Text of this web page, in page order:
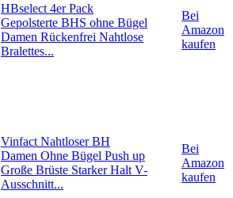
HBselect 4er Pack
Gepolsterte BHS ohne Bügel
Damen Rückenfrei Nahtlose
Bralettes...
Bei
Amazon
kaufen
Vinfact Nahtloser BH
Damen Ohne Bügel Push up
Große Brüste Starker Halt V-
Ausschnitt...
Bei
Amazon
kaufen